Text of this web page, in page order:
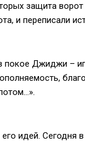
защита
и переписали
покое Джиджи –
идей. Сегодня